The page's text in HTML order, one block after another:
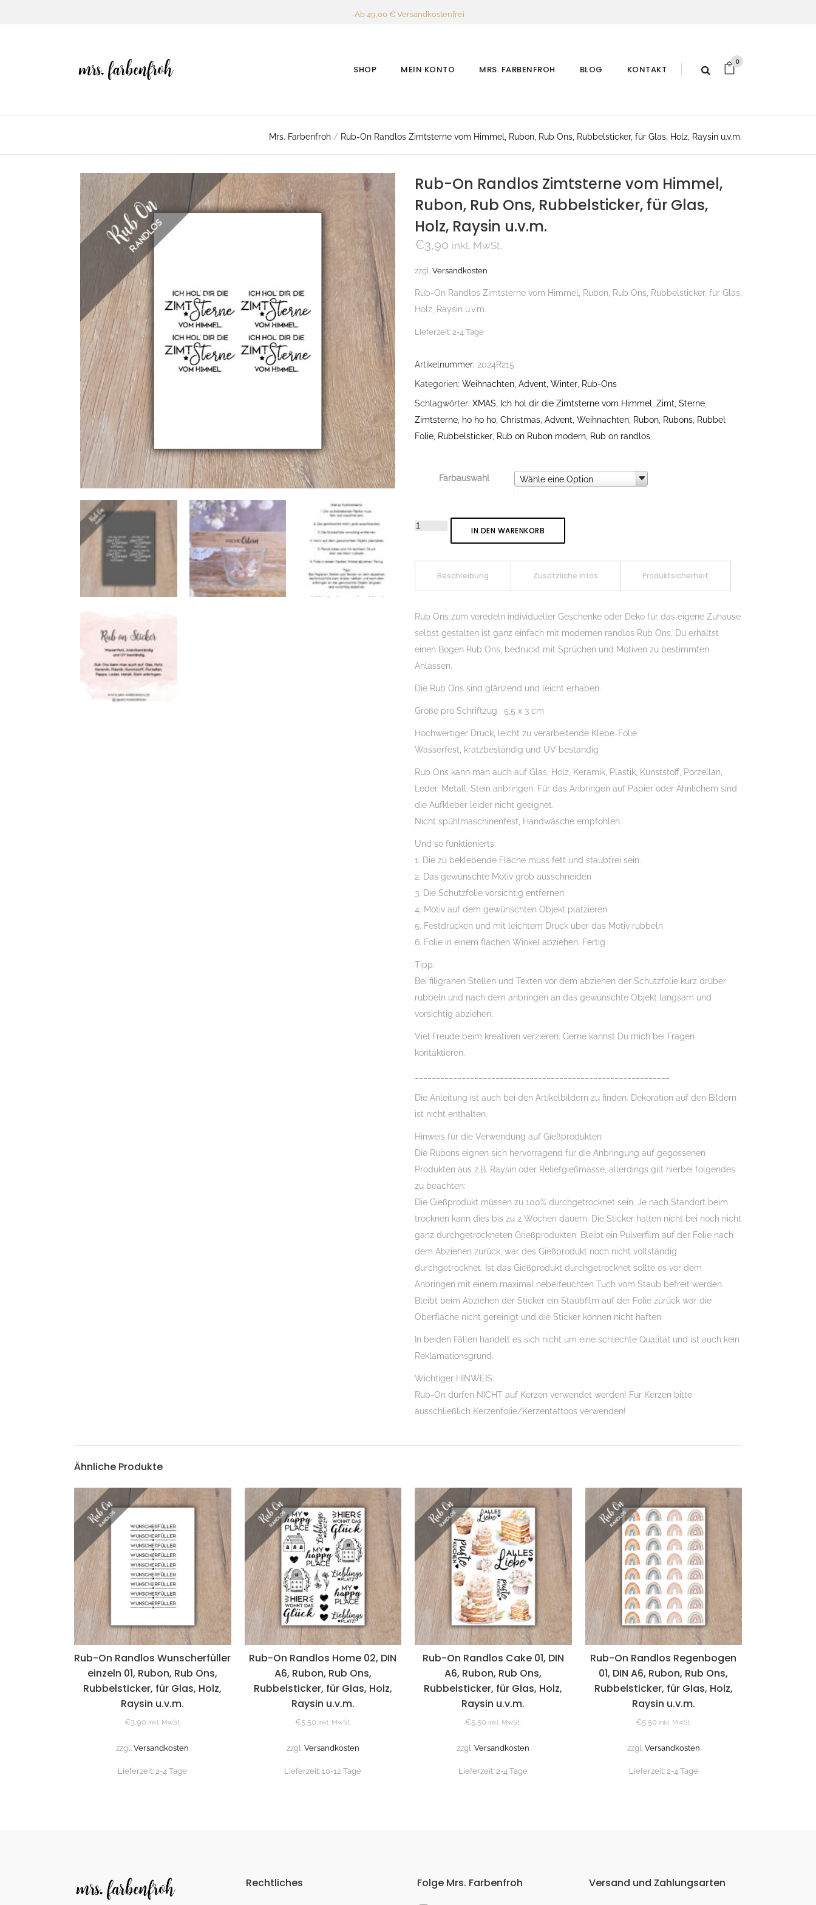
Ab 49,00 € Versandkostenfrei
SHOP MEIN KONTO MRS. FARBENFROH BLOG KONTAKT
0
Mrs. Farbenfroh / Rub-On Randlos Zimtsterne vom Himmel, Rubon, Rub Ons, Rubbelsticker, für Glas, Holz, Raysin u.v.m.
Rub-On Randlos Zimtsterne vom Himmel,
Rubon, Rub Ons, Rubbelsticker, für Glas,
Holz, Raysin u.v.m.
€3,90 inkl. MwSt.
zzgl. Versandkosten
Rub-On Randlos Zimtsterne vom Himmel, Rubon, Rub Ons, Rubbelsticker, für Glas,
Holz, Raysin u.v.m.
Lieferzeit: 2-4 Tage
Artikelnummer: 2024R215
Kategorien: Weihnachten, Advent, Winter Rub-Ons
Schlagwörter: XMAS Ich hol dir die Zimtsterne vom Himmel Zimt Sterne
Zimtsterne ho ho ho Christmas Advent Weihnachten Rubon Rubons Rubbel
Folie Rubbelsticker Rub on Rubon modern Rub on randlos
Farbauswahl Wähle eine Option
Farbauswahl
Rub-
Zimtsterne
vom
für
Glas,
Raysin
u.v.m.
Menge
IN DEN WARENKORB
Beschreibung Zusätzliche Infos Produktsicherheit
Rub Ons zum veredeln individueller Geschenke oder Deko für das eigene Zuhause
selbst gestalten ist ganz einfach mit modernen randlos Rub Ons. Du erhältst
einen Bogen Rub Ons, bedruckt mit Sprüchen und Motiven zu bestimmten
Anlässen.
Die Rub Ons sind glänzend und leicht erhaben.
Größe pro Schriftzug: 5,5 x 3 cm
Hochwertiger Druck, leicht zu verarbeitende Klebe-Folie
Wasserfest, kratzbeständig und UV beständig
Rub Ons kann man auch auf Glas, Holz, Keramik, Plastik, Kunststoff, Porzellan,
Leder, Metall, Stein anbringen. Für das Anbringen auf Papier oder Ähnlichem sind
die Aufkleber leider nicht geeignet.
Nicht spühlmaschinenfest, Handwäsche empfohlen.
Und so funktionierts:
1. Die zu beklebende Fläche muss fett und staubfrei sein.
2. Das gewünschte Motiv grob ausschneiden
3. Die Schutzfolie vorsichtig entfernen
4. Motiv auf dem gewünschten Objekt platzieren
5. Festdrücken und mit leichtem Druck über das Motiv rubbeln
6. Folie in einem flachen Winkel abziehen. Fertig
Tipp:
Bei filigranen Stellen und Texten vor dem abziehen der Schutzfolie kurz drüber
rubbeln und nach dem anbringen an das gewünschte Objekt langsam und
vorsichtig abziehen.
Viel Freude beim kreativen verzieren. Gerne kannst Du mich bei Fragen
kontaktieren.
Die Anleitung ist auch bei den Artikelbildern zu finden. Dekoration auf den Bildern
ist nicht enthalten.
Hinweis für die Verwendung auf Gießprodukten
Die Rubons eignen sich hervorragend für die Anbringung auf gegossenen
Produkten aus z.B. Raysin oder Reliefgießmasse, allerdings gilt hierbei folgendes
zu beachten:
Die Gießprodukt müssen zu 100% durchgetrocknet sein. Je nach Standort beim
trocknen kann dies bis zu 2 Wochen dauern. Die Sticker halten nicht bei noch nicht
ganz durchgetrockneten Grießprodukten. Bleibt ein Pulverfilm auf der Folie nach
dem Abziehen zurück, war des Gießprodukt noch nicht vollständig
durchgetrocknet. Ist das Gießprodukt durchgetrocknet sollte es vor dem
Anbringen mit einem maximal nebelfeuchten Tuch vom Staub befreit werden.
Bleibt beim Abziehen der Sticker ein Staubfilm auf der Folie zurück war die
Oberfläche nicht gereinigt und die Sticker können nicht haften.
In beiden Fällen handelt es sich nicht um eine schlechte Qualität und ist auch kein
Reklamationsgrund.
Wichtiger HINWEIS:
Rub-On dürfen NICHT auf Kerzen verwendet werden! Für Kerzen bitte
ausschließlich Kerzenfolie/Kerzentattoos verwenden!
Ähnliche Produkte
Rub-On Randlos Wunscherfüller
einzeln 01, Rubon, Rub Ons,
Rubbelsticker, für Glas, Holz,
Raysin u.v.m.
€3,90 inkl. MwSt.
zzgl.Versandkosten
Lieferzeit: 2-4 Tage
Rub-On Randlos Home 02, DIN
A6, Rubon, Rub Ons,
Rubbelsticker, für Glas, Holz,
Raysin u.v.m.
€5,50 inkl. MwSt.
zzgl. Versandkosten
Lieferzeit:10-12 Tage
Rub-On Randlos Cake 01, DIN
A6, Rubon, Rub Ons,
Rubbelsticker, für Glas, Holz,
Raysin u.v.m.
€5,50 inkl. MwSt.
zzgl.Versandkosten
Lieferzeit: 2-4 Tage
Rub-On Randlos Regenbogen
01, DIN A6, Rubon, Rub Ons,
Rubbelsticker, für Glas, Holz,
Raysin u.v.m.
€5,50 inkl. MwSt.
zzgl. Versandkosten
Lieferzeit: 2-4 Tage
Rechtliches Folge Mrs. Farbenfroh Versand und Zahlungsarten